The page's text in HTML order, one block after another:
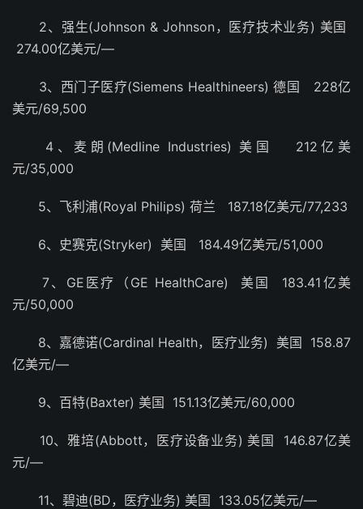
2、强生(Johnson & Johnson，医疗技术业务) 美国
274.00亿美元/—
3、西门子医疗(Siemens Healthineers) 德国 228亿
美元/69,500
4、麦朗(Medline Industries) 美国 212亿美
元/35,000
5、飞利浦(Royal Philips) 荷兰 187.18亿美元/77,233
6、史赛克(Stryker) 美国 184.49亿美元/51,000
7、GE医疗（GE HealthCare) 美国 183.41亿美
元/50,000
8、嘉德诺(Cardinal Health，医疗业务) 美国 158.87
亿美元/—
9、百特(Baxter) 美国 151.13亿美元/60,000
10、雅培(Abbott，医疗设备业务) 美国 146.87亿美
元/—
11、碧迪(BD，医疗业务) 美国 133.05亿美元/—